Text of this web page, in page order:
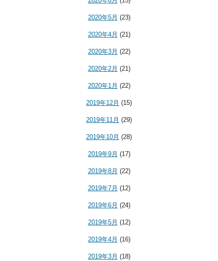
2020年5月 (23)
2020年4月 (21)
2020年3月 (22)
2020年2月 (21)
2020年1月 (22)
2019年12月 (15)
2019年11月 (29)
2019年10月 (28)
2019年9月 (17)
2019年8月 (22)
2019年7月 (12)
2019年6月 (24)
2019年5月 (12)
2019年4月 (16)
2019年3月 (18)